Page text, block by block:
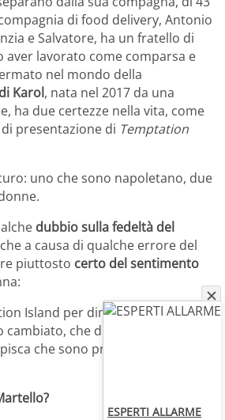
di food delivery, Antonio
e Salvatore, ha un fratello di
aver lavorato come comparsa e
nel mondo della
Karol, nata nel 2017 da una
ha due certezze nella vita, come
presentazione di Temptation
uno che sono napoletano, due
dubbio sulla fedeltà del
a causa di qualche errore del
piuttosto certo del sentimento
Island per dimostrare ad
che di me si può fidare e
che sono pronto ad essere
ESPERTI ALLARME